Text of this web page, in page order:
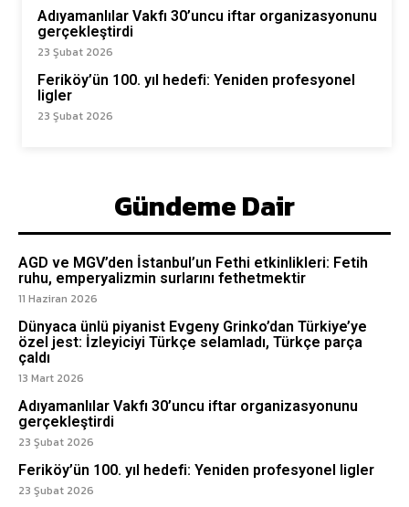
Adıyamanlılar Vakfı 30’uncu iftar organizasyonunu
gerçekleştirdi
23 Şubat 2026
Feriköy’ün 100. yıl hedefi: Yeniden profesyonel
ligler
23 Şubat 2026
Gündeme Dair
AGD ve MGV’den İstanbul’un Fethi etkinlikleri: Fetih
ruhu, emperyalizmin surlarını fethetmektir
11 Haziran 2026
Dünyaca ünlü piyanist Evgeny Grinko’dan Türkiye’ye
özel jest: İzleyiciyi Türkçe selamladı, Türkçe parça
çaldı
13 Mart 2026
Adıyamanlılar Vakfı 30’uncu iftar organizasyonunu
gerçekleştirdi
23 Şubat 2026
Feriköy’ün 100. yıl hedefi: Yeniden profesyonel ligler
23 Şubat 2026